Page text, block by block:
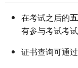
在考试之后的
有参与考试考
证书查询可通过